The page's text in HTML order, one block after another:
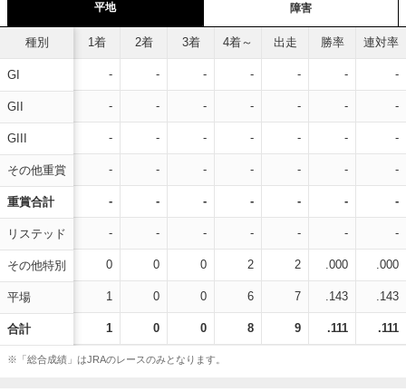
平地 障害
種別
GI
GII
GIII
その他重賞
重賞合計
リステッド
その他特別
平場
合計
1着 2着 3着 4着～ 出走 勝率 連対率
- - - - - - -
- - - - - - -
- - - - - - -
- - - - - - -
- - - - - - -
- - - - - - -
0 0 0 2 2 .000 .000
1 0 0 6 7 .143 .143
1 0 0 8 9 .111 .111
※「総合成績」はJRAのレースのみとなります。